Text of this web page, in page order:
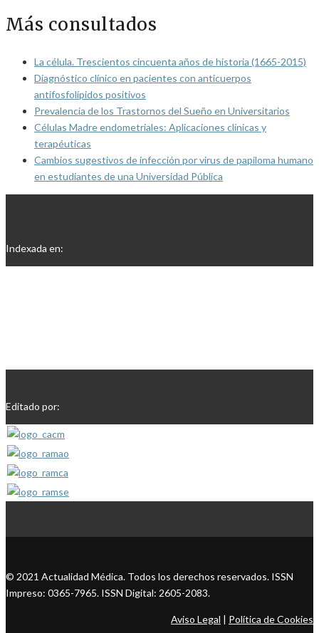
Más consultados
La célula. Trescientos cincuenta años de historia (1665-2015)
Diagnóstico clínico en pacientes con anticuerpos
antifosfolípidos positivos
Prevalencia de los Trastornos del Sueño en Universitarios
Células Madre endometriales: Aplicaciones clínicas y
terapéuticas
Cambios sugestivos de infección por virus de papiloma humano
en estudiantes de una Universidad Pública
Indexada en:
Editado por:
© 2021 Actualidad Médica. Todos los derechos reservados. ISSN
Impreso: 0365-7965. ISSN Digital: 2605-2083.
Aviso Legal | Política de Cookies